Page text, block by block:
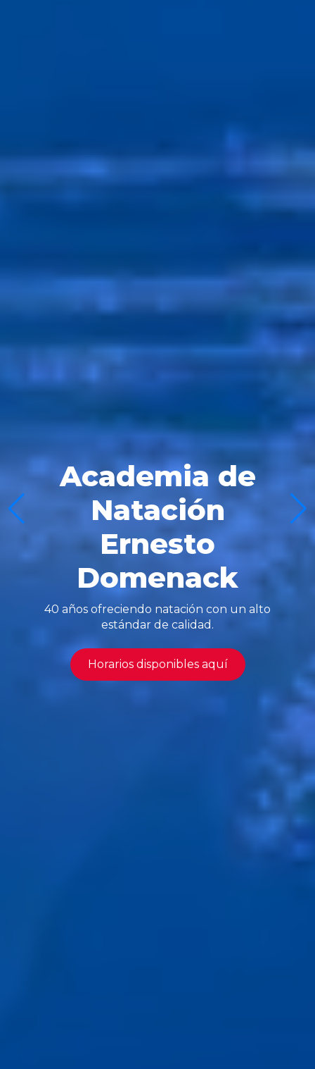
Academia de
Natación
Ernesto
Domenack
40 años ofreciendo natación con un alto
estándar de calidad.
Horarios disponibles aquí